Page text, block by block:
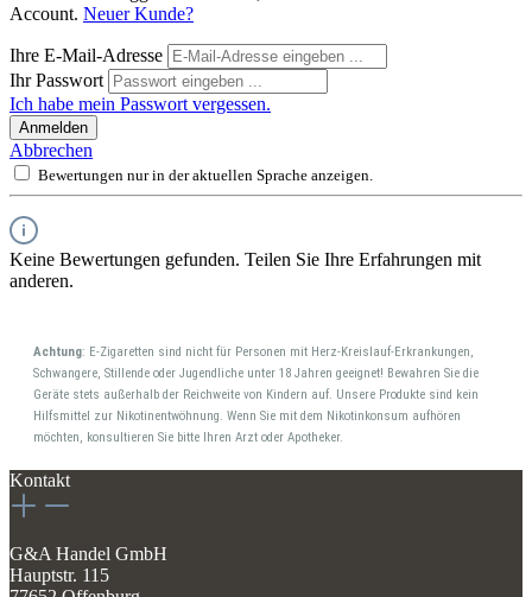
Account. Neuer Kunde?
Ihre E-Mail-Adresse
Ihr Passwort
Ich habe mein Passwort vergessen.
Anmelden
Abbrechen
Bewertungen nur in der aktuellen Sprache anzeigen.
Keine Bewertungen gefunden. Teilen Sie Ihre Erfahrungen mit
anderen.
Achtung: E-Zigaretten sind nicht für Personen mit Herz-Kreislauf-Erkrankungen,
Schwangere, Stillende oder Jugendliche unter 18 Jahren geeignet! Bewahren Sie die
Geräte stets außerhalb der Reichweite von Kindern auf. Unsere Produkte sind kein
Hilfsmittel zur Nikotinentwöhnung. Wenn Sie mit dem Nikotinkonsum aufhören
möchten, konsultieren Sie bitte Ihren Arzt oder Apotheker.
Kontakt
G&A Handel GmbH
Hauptstr. 115